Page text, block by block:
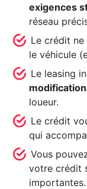
exigences
réseau
Le crédit ne
le véhicule
Le leasing
loueur.
Le crédit
qui
Vous
votre crédit
importantes.